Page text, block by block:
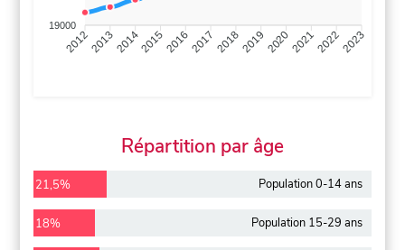
19000
201220132014201520162017 201820192020202120222023
Répartition par âge
21,5% Population 0-14 ans
18% Population 15-29 ans